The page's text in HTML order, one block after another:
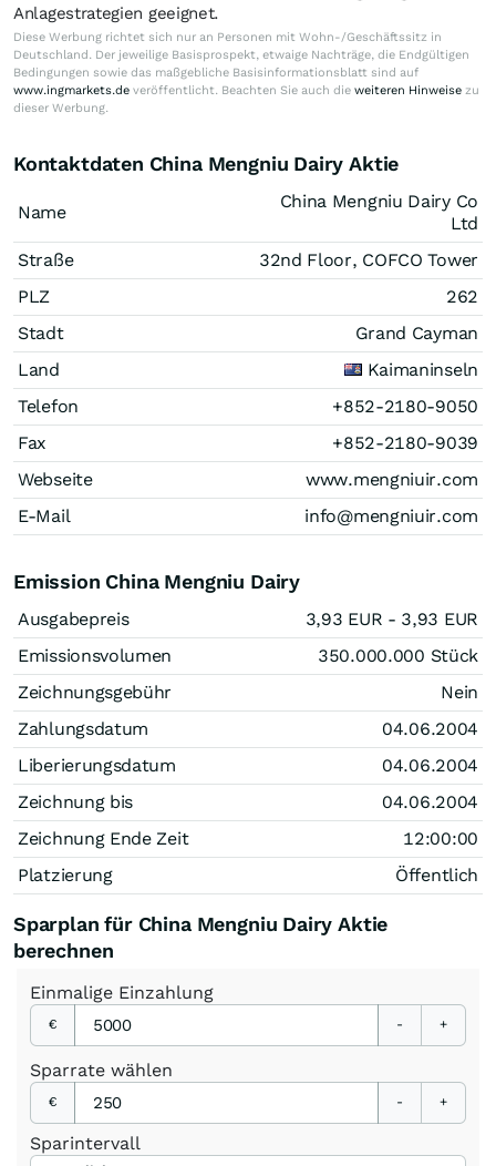
Anlagestrategien geeignet.
Diese Werbung richtet sich nur an Personen mit Wohn-/Geschäftssitz in
Deutschland. Der jeweilige Basisprospekt, etwaige Nachträge, die Endgültigen
Bedingungen sowie das maßgebliche Basisinformationsblatt sind auf
www.ingmarkets.de veröffentlicht. Beachten Sie auch die weiteren Hinweise zu
dieser Werbung.
Kontaktdaten China Mengniu Dairy Aktie
Name
China Mengniu Dairy Co
Ltd
Straße
32nd Floor, COFCO Tower
PLZ
262
Stadt
Grand Cayman
Land
Kaimaninseln
Telefon
+852-2180-9050
Fax
+852-2180-9039
Webseite
www.mengniuir.com
E-Mail
info@mengniuir.com
Emission China Mengniu Dairy
Ausgabepreis 3,93 EUR - 3,93 EUR
Emissionsvolumen
350.000.000 Stück
Zeichnungsgebühr
Nein
Zahlungsdatum
04.06.2004
Liberierungsdatum
04.06.2004
Zeichnung bis
04.06.2004
Zeichnung Ende Zeit
12:00:00
Platzierung
Öffentlich
Sparplan für China Mengniu Dairy Aktie
berechnen
Einmalige Einzahlung
€ - +
Sparrate wählen
€ - +
Sparintervall